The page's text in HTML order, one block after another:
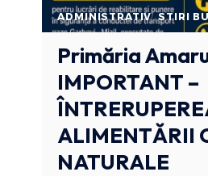
ADMINISTRATIV STIRI
Primăria
IMPORTANT –
ALIMENTĂRII
NATURALE